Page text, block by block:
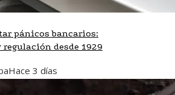
pánicos bancarios:
desde 1929
Hace 3 días